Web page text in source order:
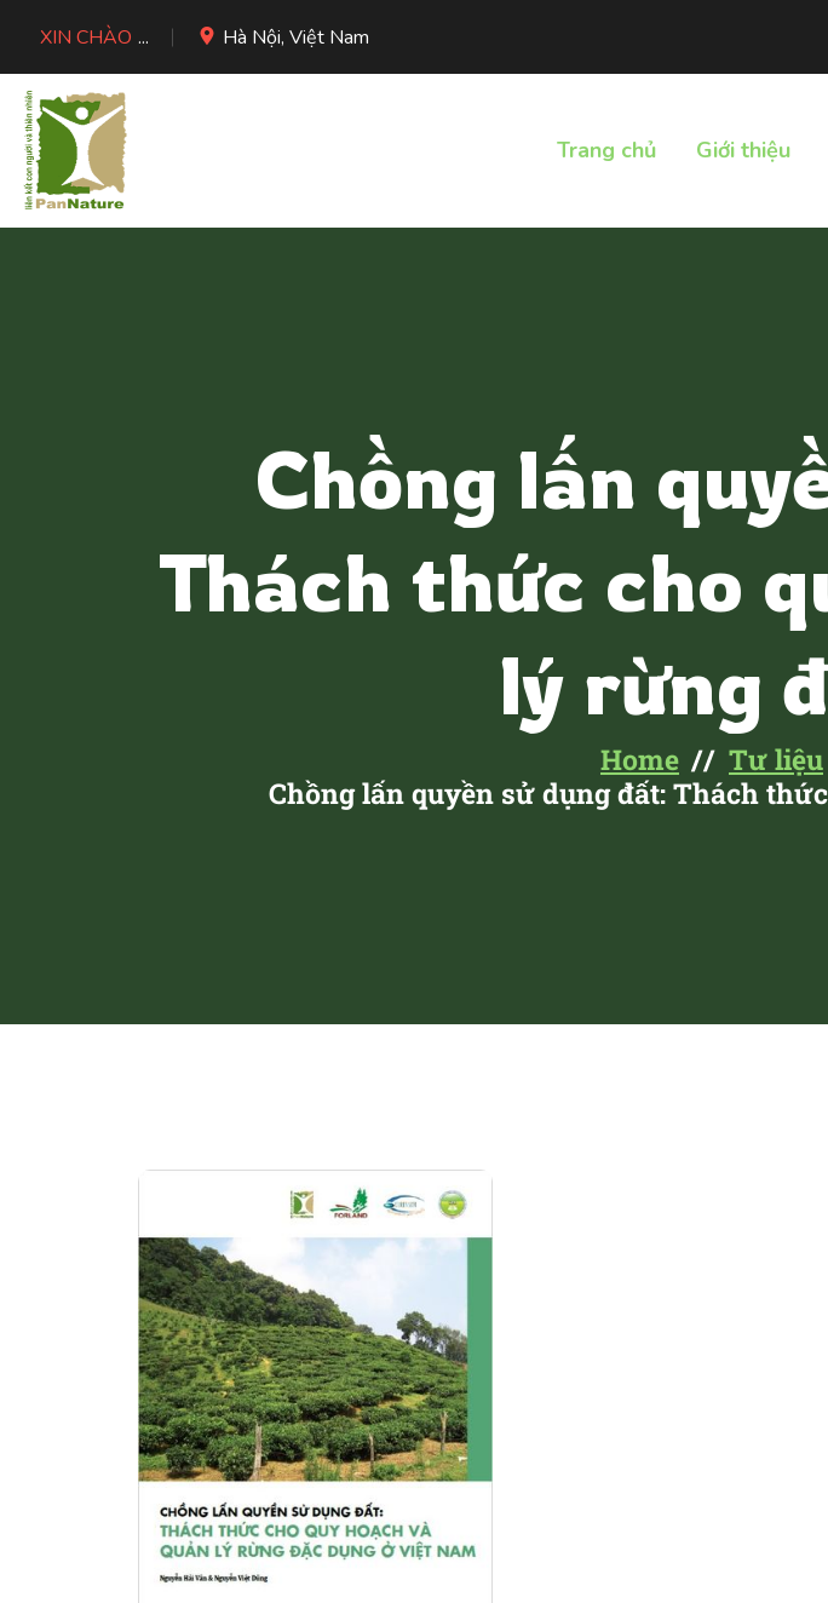
XIN CHÀO ... Hà Nội, Việt Nam
Trang chủ Giới thiệu
Chồng lấn
Thách thức cho
lý rừng
Home Tư liệu
Chồng lấn quyền sử dụng đất: Thách